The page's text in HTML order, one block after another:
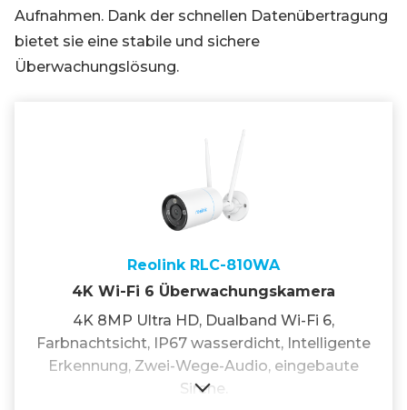
Aufnahmen. Dank der schnellen Datenübertragung
bietet sie eine stabile und sichere
Überwachungslösung.
Reolink RLC-810WA
4K Wi-Fi 6 Überwachungskamera
4K 8MP Ultra HD, Dualband Wi-Fi 6,
Farbnachtsicht, IP67 wasserdicht, Intelligente
Erkennung, Zwei-Wege-Audio, eingebaute
Sirene.